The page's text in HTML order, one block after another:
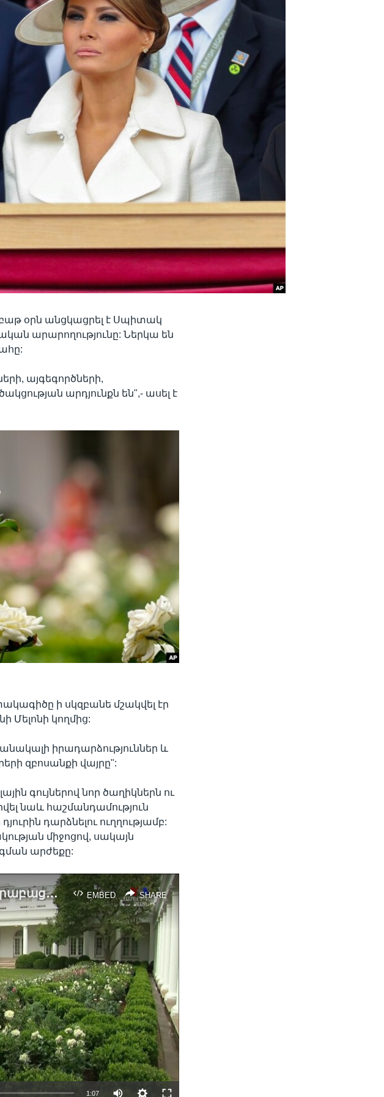
օրն անցկացրել է Սպիտակ
արարողությունը: Ներկա են
այգեգործների,
արդյունքն են",- ասել է
ի սկզբանե մշակվել էր
Մելոնի կողմից:
իրադարձություններ և
զբոսանքի վայրը":
գույներով նոր ծաղիկներն ու
նաև հաշմանդամություն
դարձնելու ուղղությամբ:
միջոցով, սակայն
արժեքը:
EMBED SHARE
Սպիտակ տան վարդերի այգին վերաբացվել է
available
1:07